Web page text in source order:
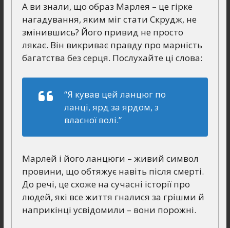
А ви знали, що образ Марлея – це гірке
нагадування, яким міг стати Скрудж, не
змінившись? Його привид не просто
лякає. Він викриває правду про марність
багатства без серця. Послухайте ці слова:
“Я кував цей ланцюг по
ланці, ярд за ярдом, з
власної волі.”
Марлей і його ланцюги – живий символ
провини, що обтяжує навіть після смерті.
До речі, це схоже на сучасні історії про
людей, які все життя гналися за грішми й
наприкінці усвідомили – вони порожні.